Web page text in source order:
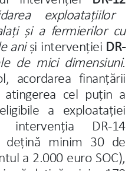
exploatațiilor
și a fermierilor cu
aniși intervenției DR-
de mici dimensiuni.
acordarea finanțării
cel puțin a
a exploatației
intervenția DR-14
dețină minim 30 de
a 2.000 euro SOC),